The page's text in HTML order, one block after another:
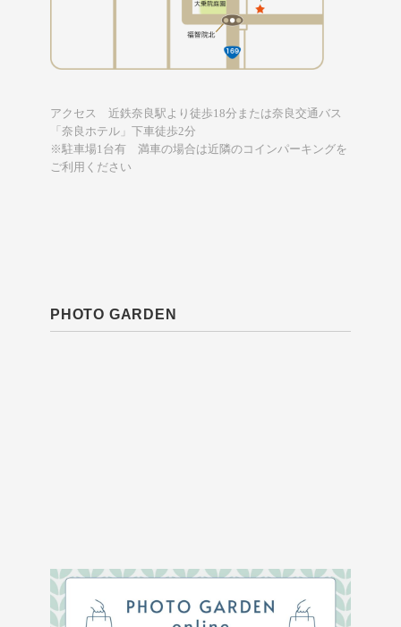
アクセス 近鉄奈良駅より徒歩18分または奈良交通バス
「奈良ホテル」下車徒歩2分
※駐車場1台有 満車の場合は近隣のコインパーキングを
ご利用ください
PHOTO GARDEN